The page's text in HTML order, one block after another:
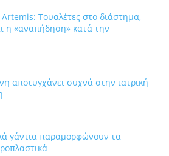
Τουαλέτες στο διάστημα,
η «αναπήδηση» κατά την
αποτυγχάνει συχνά στην ιατρική
γάντια παραμορφώνουν τα